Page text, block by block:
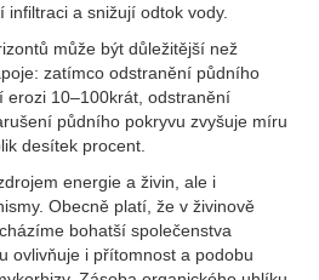
a snižují odtok vody.
může být důležitější než
zatímco odstranění půdního
erozi 10–100krát, odstranění
půdního pokryvu zvyšuje míru
desítek procent.
energie a živin, ale i
Obecně platí, že v živinově
bohatší společenstva
ovlivňuje i přítomnost a podobu